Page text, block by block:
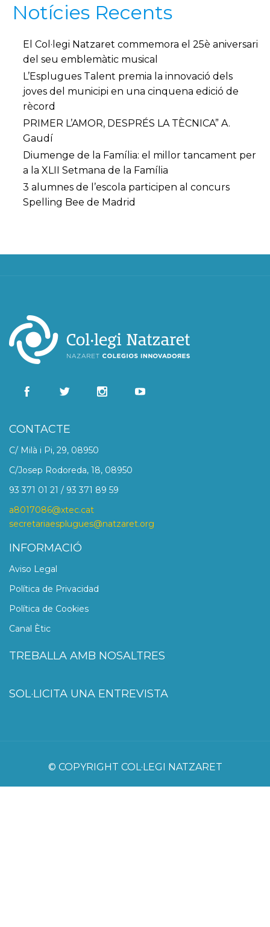
Notícies Recents
El Col·legi Natzaret commemora el 25è aniversari
del seu emblemàtic musical
L’Esplugues Talent premia la innovació dels
joves del municipi en una cinquena edició de
rècord
PRIMER L’AMOR, DESPRÉS LA TÈCNICA” A.
Gaudí
Diumenge de la Família: el millor tancament per
a la XLII Setmana de la Família
3 alumnes de l’escola participen al concurs
Spelling Bee de Madrid
CONTACTE
C/ Milà i Pi, 29, 08950
C/Josep Rodoreda, 18, 08950
93 371 01 21 / 93 371 89 59
a8017086@xtec.cat
secretariaesplugues@natzaret.org
INFORMACIÓ
Aviso Legal
Política de Privacidad
Política de Cookies
Canal Ètic
TREBALLA AMB NOSALTRES
SOL·LICITA UNA ENTREVISTA
© COPYRIGHT COL·LEGI NATZARET